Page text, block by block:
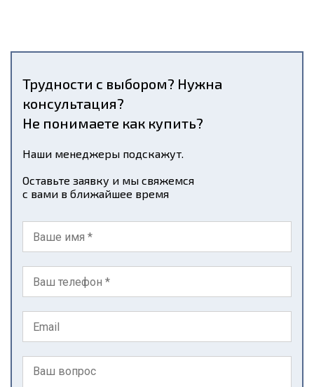
Трудности с выбором? Нужна
консультация?
Не понимаете как купить?
Наши менеджеры подскажут.
Оставьте заявку и мы свяжемся
с вами в ближайшее время